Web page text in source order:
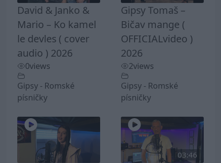
David & Janko &
Mario – Ko kamel
le devles ( cover
audio ) 2026
0views
Gipsy - Romské
písničky
Gipsy Tomaš –
Bičav mange (
OFFICIALvideo )
2026
2views
Gipsy - Romské
písničky
03:46